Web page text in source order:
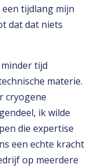
tijdlang mijn
dat dat niets
tijd
materie.
cryogene
ik wilde
die expertise
een echte kracht
op meerdere